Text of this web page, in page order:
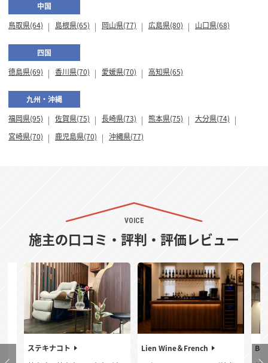
中国
鳥取県(64)
島根県(65) 岡山県(77) 広島県(80) 山口県(68)
四国
徳島県(69)
香川県(70) 愛媛県(70) 高知県(65)
九州・沖縄
福岡県(95)
佐賀県(75) 長崎県(73) 熊本県(75)
大分県(74)
宮崎県(70)
鹿児島県(70) 沖縄県(77)
VOICE
施主の口コミ・評判・評価レビュー
ステキナコト
Lien Wine＆French